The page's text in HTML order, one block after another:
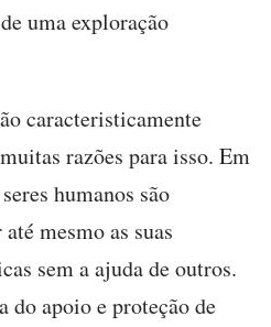
uma exploração
caracteristicamente
razões para isso. Em
humanos são
mesmo as suas
sem a ajuda de outros.
do apoio e proteção de